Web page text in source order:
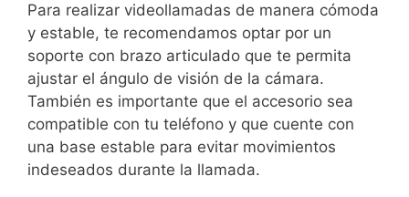
Para realizar videollamadas de manera cómoda
y estable, te recomendamos optar por un
soporte con brazo‍ articulado que te permita
ajustar⁤ el ‌ángulo de visión de ​la cámara.
También es importante que el accesorio sea
compatible ⁤con tu teléfono y que cuente con
una base estable para ⁢evitar movimientos
indeseados durante la ⁣llamada.